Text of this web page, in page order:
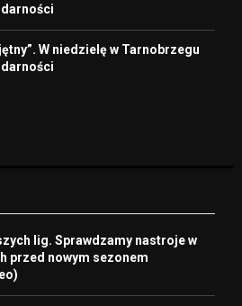
W niedzielę w Tarnobrzegu
lig. Sprawdzamy nastroje w
przed nowym sezonem